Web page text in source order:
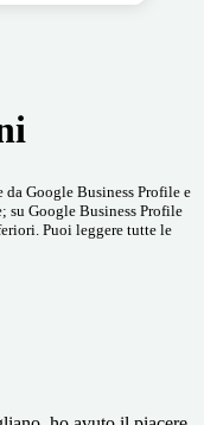
Google Business Profile e
su Google Business Profile
Puoi leggere tutte le